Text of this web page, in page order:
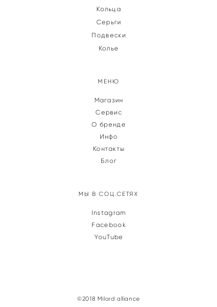
Кольца
Серьги
Подвески
Колье
МЕНЮ
Магазин
Сервис
О бренде
Инфо
Контакты
Блог
МЫ В СОЦ.СЕТЯХ
Instagram
Facebook
YouTube
©2018 Milord alliance